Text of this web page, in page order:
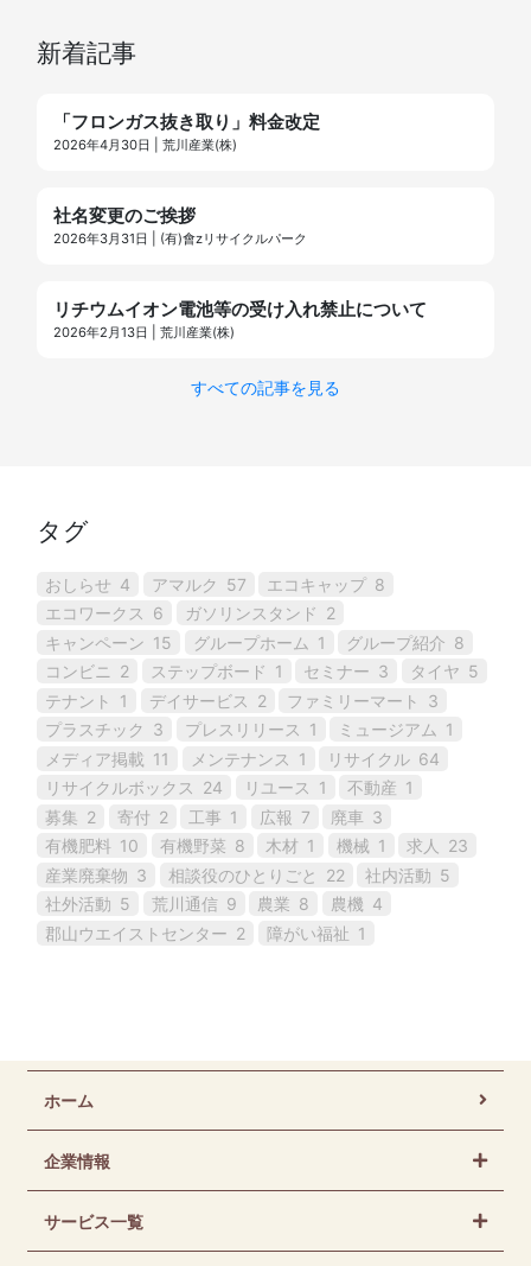
新着記事
「フロンガス抜き取り」料金改定
2026年4月30日 | 荒川産業(株)
社名変更のご挨拶
2026年3月31日 | (有)會zリサイクルパーク
リチウムイオン電池等の受け入れ禁止について
2026年2月13日 | 荒川産業(株)
すべての記事を見る
タグ
おしらせ 4 アマルク 57 エコキャップ 8
エコワークス
6 ガソリンスタンド 2
キャンペーン 15 グループホーム 1 グループ紹介 8
コンビニ
2 ステップボード 1 セミナー 3 タイヤ 5
テナント
1 デイサービス 2 ファミリーマート
3
プラスチック 3 プレスリリース 1 ミュージアム 1
メディア掲載 11 メンテナンス 1 リサイクル 64
リサイクルボックス
24 リユース 1 不動産 1
募集 2 寄付 2 工事 1 広報 7 廃車 3
有機肥料 10 有機野菜 8 木材 1 機械 1 求人
23
産業廃棄物 3 相談役のひとりごと 22 社内活動 5
社外活動 5 荒川通信 9 農業 8 農機 4
郡山ウエイストセンター 2 障がい福祉 1
ホーム
企業情報
サービス一覧